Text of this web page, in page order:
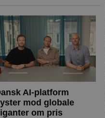
AI-platform
mod globale
om pris